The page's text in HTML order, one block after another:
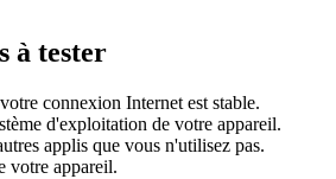
à tester
connexion Internet est stable.
d'exploitation de votre appareil.
applis que vous n'utilisez pas.
votre appareil.